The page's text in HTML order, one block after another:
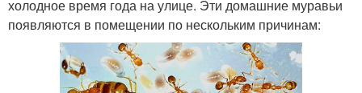
холодное время года на улице. Эти домашние муравьи
появляются в помещении по нескольким причинам: